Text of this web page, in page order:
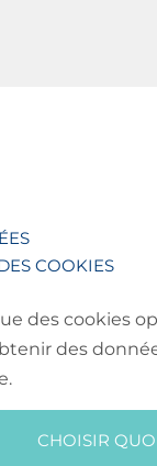
COOKIES
des cookies
des
CHOISIR